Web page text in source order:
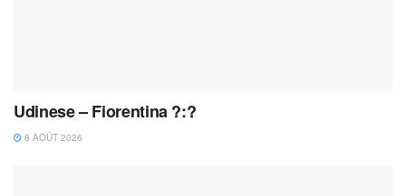
Udinese – Fiorentina ?:?
8 AOÛT 2026